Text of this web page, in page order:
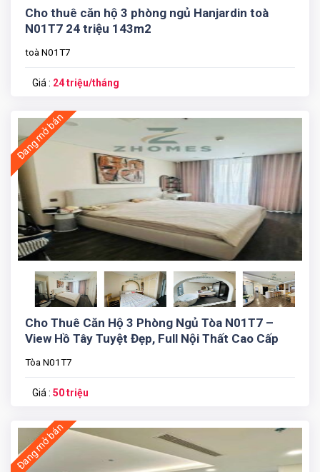
Cho thuê căn hộ 3 phòng ngủ Hanjardin toà
N01T7 24 triệu 143m2
toà N01T7
Giá : 24 triệu/tháng
Đang mở bán
Cho Thuê Căn Hộ 3 Phòng Ngủ Tòa N01T7 –
View Hồ Tây Tuyệt Đẹp, Full Nội Thất Cao Cấp
Tòa N01T7
Giá : 50 triệu
Đang mở bán